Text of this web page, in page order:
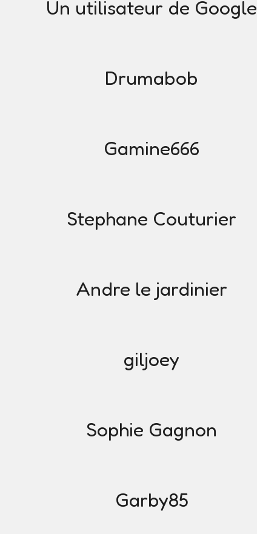
Un utilisateur de Google
Drumabob
Gamine666
Stephane Couturier
Andre le jardinier
giljoey
Sophie Gagnon
Garby85